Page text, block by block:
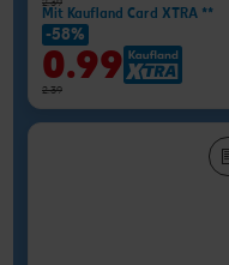
Mit Kaufland Card XTRA **
-58%
0.99
2.39